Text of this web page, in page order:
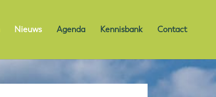
Nieuws Agenda Kennisbank Contact